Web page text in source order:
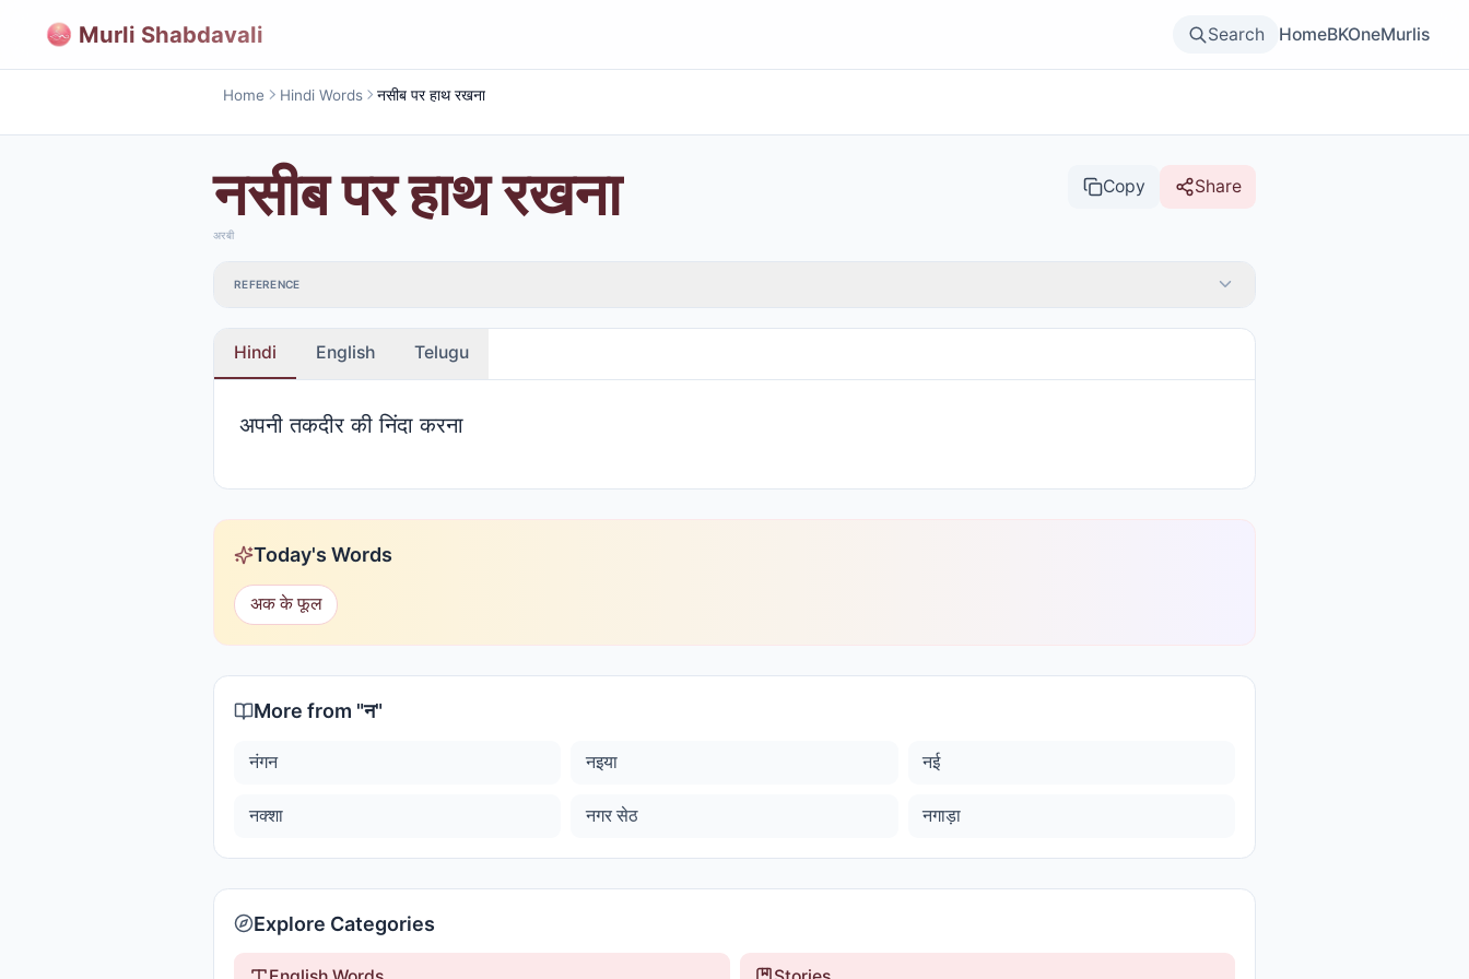
Murli Shabdavali Search HomeBKOneMurlis
Home Hindi Words नसीब पर हाथ रखना
नसीब पर हाथ रखना Copy Share
अरबी
REFERENCE
Hindi English Telugu
अपनी तकदीर की निंदा करना
Today's Words
अक के फूल
More from "न"
नंगन नइया नई
नक्शा नगर सेठ नगाड़ा
Explore Categories